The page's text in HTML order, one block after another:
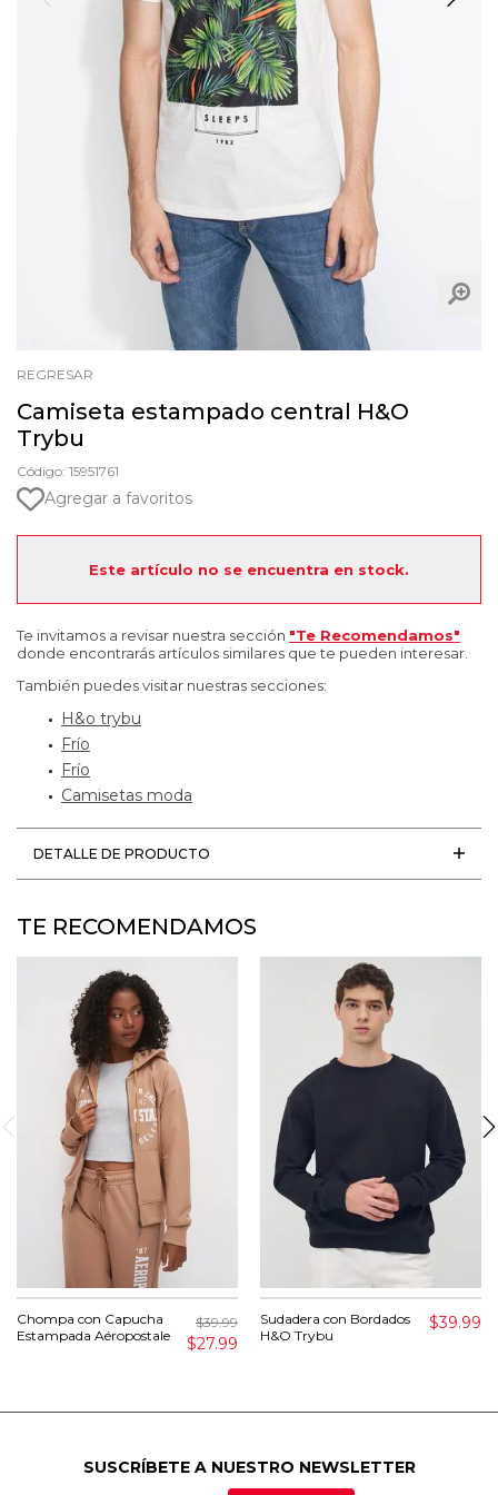
REGRESAR
Camiseta estampado central H&O
Trybu
Código: 15951761
Agregar a favoritos
Este artículo no se encuentra en stock.
Te invitamos a revisar nuestra sección "Te Recomendamos"
donde encontrarás artículos similares que te pueden interesar.
También puedes visitar nuestras secciones:
H&o trybu
Frío
Frío
Camisetas moda
DETALLE DE PRODUCTO
TE RECOMENDAMOS
Chompa con Capucha
Estampada Aéropostale
$39.99
$27.99
Sudadera con Bordados
H&O Trybu
$39.99
SUSCRÍBETE A NUESTRO NEWSLETTER